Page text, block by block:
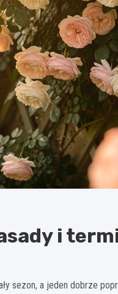
i
sezon, a jeden dobrze